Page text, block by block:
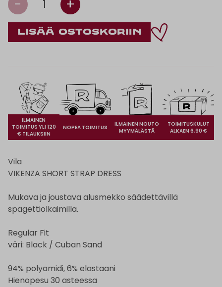
- 1 +
ILMAINEN
TOIMITUS YLI 120
€ TILAUKSIIN
NOPEA TOIMITUS
ILMAINEN NOUTO
MYYMÄLÄSTÄ
TOIMITUSKULUT
ALKAEN 6,90 €
Vila
VIKENZA SHORT STRAP DRESS
Mukava ja joustava alusmekko säädettävillä
spagettiolkaimilla.
Regular Fit
väri: Black / Cuban Sand
94% polyamidi, 6% elastaani
Hienopesu 30 asteessa